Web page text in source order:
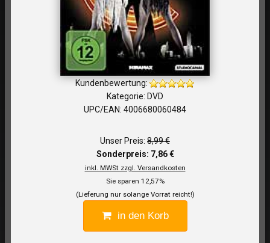
Kundenbewertung:
Kategorie: DVD
UPC/EAN: 4006680060484
Unser Preis: 8,99 €
Sonderpreis: 7,86 €
inkl. MWSt zzgl. Versandkosten
Sie sparen 12,57%
(Lieferung nur solange Vorrat reicht!)
in den Korb